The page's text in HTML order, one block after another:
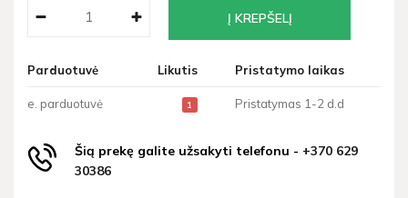
Parduotuvė Likutis Pristatymo laikas
e. parduotuvė 1 Pristatymas 1-2 d.d
Šią prekę galite užsakyti telefonu - +370 629
30386